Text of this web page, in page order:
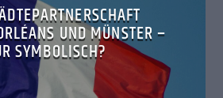
UND MÜNSTER –
SYMBOLISCH?